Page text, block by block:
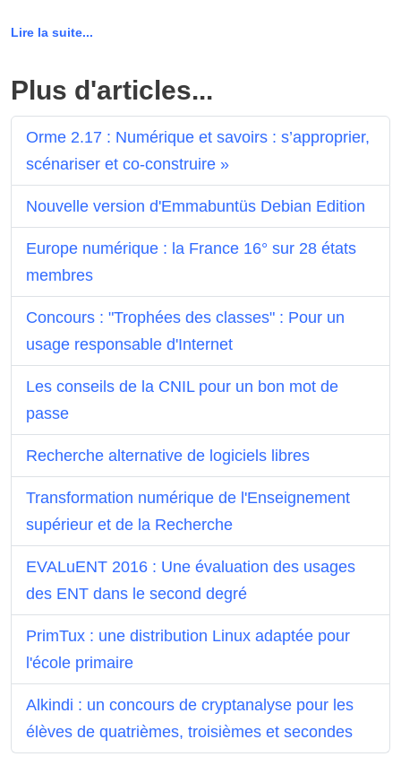
Lire la suite...
Plus d'articles...
Orme 2.17 : Numérique et savoirs : s’approprier,
scénariser et co-construire »
Nouvelle version d'Emmabuntüs Debian Edition
Europe numérique : la France 16° sur 28 états
membres
Concours : "Trophées des classes" : Pour un
usage responsable d'Internet
Les conseils de la CNIL pour un bon mot de
passe
Recherche alternative de logiciels libres
Transformation numérique de l'Enseignement
supérieur et de la Recherche
EVALuENT 2016 : Une évaluation des usages
des ENT dans le second degré
PrimTux : une distribution Linux adaptée pour
l'école primaire
Alkindi : un concours de cryptanalyse pour les
élèves de quatrièmes, troisièmes et secondes